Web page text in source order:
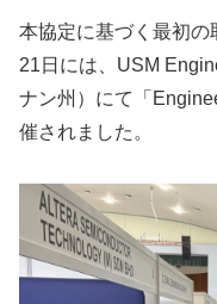
本協定に基づく最初の
21日には、USM
ナン州）にて「
催されました。